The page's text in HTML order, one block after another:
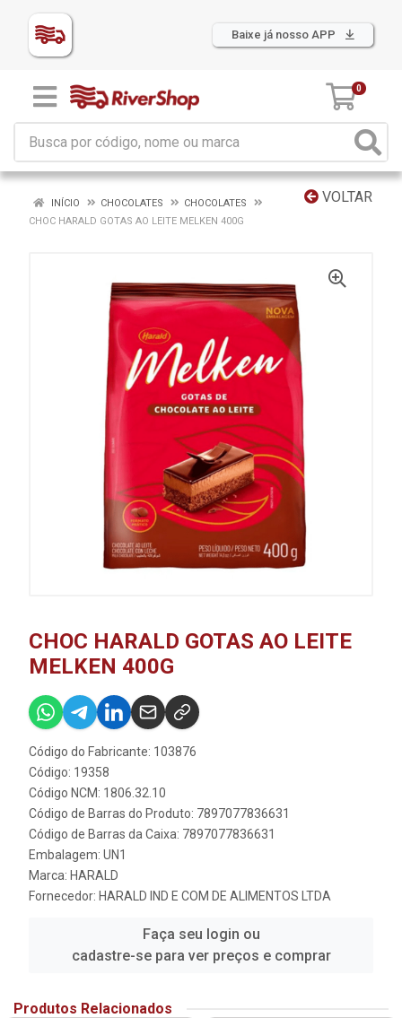
Baixe já nosso APP
0
VOLTAR
INÍCIO CHOCOLATES
CHOCOLATES
CHOC HARALD GOTAS AO LEITE MELKEN 400G
CHOC HARALD GOTAS AO LEITE
MELKEN 400G
Código do Fabricante: 103876
Código: 19358
Código NCM: 1806.32.10
Código de Barras do Produto: 7897077836631
Código de Barras da Caixa: 7897077836631
Embalagem: UN1
Marca: HARALD
Fornecedor: HARALD IND E COM DE ALIMENTOS LTDA
Faça seu login ou
cadastre-se para ver preços e comprar
Produtos Relacionados